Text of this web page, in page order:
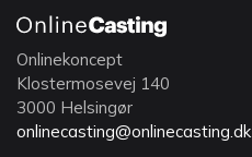
Onlinekoncept
Klostermosevej 140
3000 Helsingør
onlinecasting@onlinecasting.dk